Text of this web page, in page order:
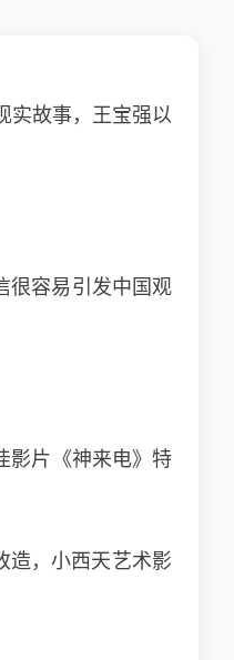
实故事，王宝强以
很容易引发中国观
影片《神来电》特
造，小西天艺术影